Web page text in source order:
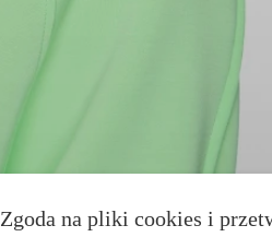
Zgoda na pliki cookies i